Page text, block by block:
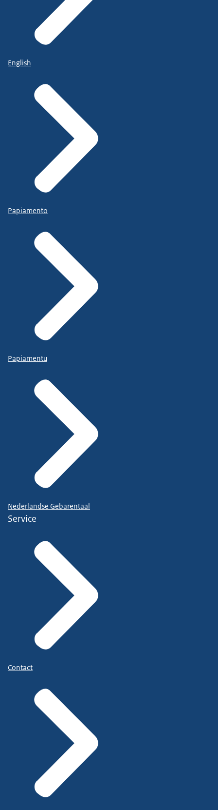
English
Papiamento
Papiamentu
Nederlandse Gebarentaal
Service
Contact